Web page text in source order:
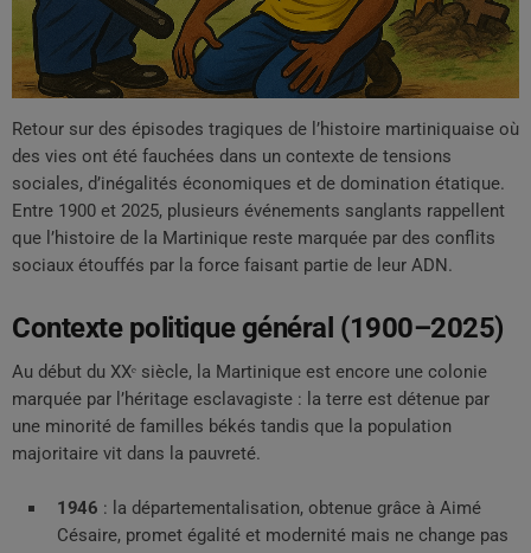
Retour sur des épisodes tragiques de l’histoire martiniquaise où
des vies ont été fauchées dans un contexte de tensions
sociales, d’inégalités économiques et de domination étatique.
Entre 1900 et 2025, plusieurs événements sanglants rappellent
que l’histoire de la Martinique reste marquée par des conflits
sociaux étouffés par la force faisant partie de leur ADN.
Contexte politique général (1900–2025)
Au début du XXᵉ siècle, la Martinique est encore une colonie
marquée par l’héritage esclavagiste : la terre est détenue par
une minorité de familles békés tandis que la population
majoritaire vit dans la pauvreté.
1946 : la départementalisation, obtenue grâce à Aimé
Césaire, promet égalité et modernité mais ne change pas